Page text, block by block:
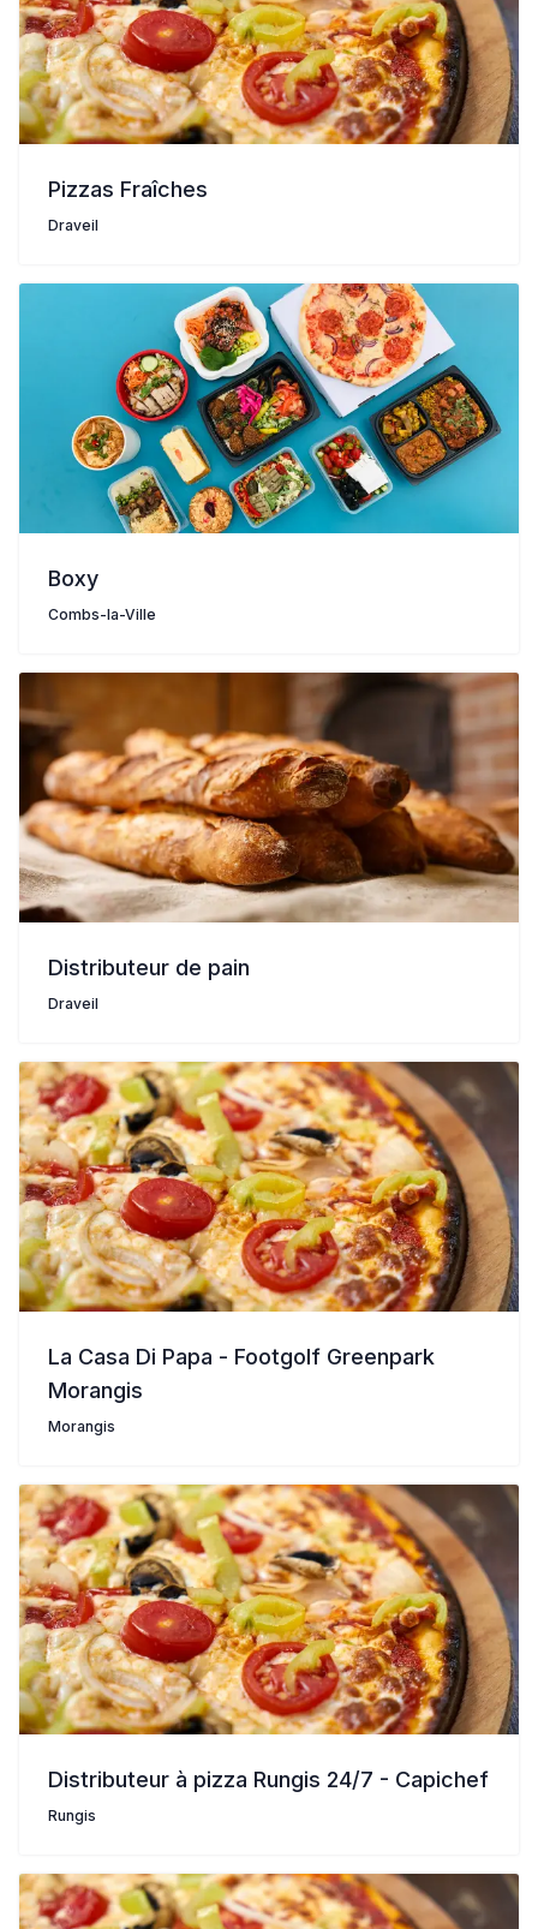
Pizzas Fraîches
Draveil
Boxy
Combs-la-Ville
Distributeur de pain
Draveil
La Casa Di Papa - Footgolf Greenpark
Morangis
Morangis
Distributeur à pizza Rungis 24/7 - Capichef
Rungis